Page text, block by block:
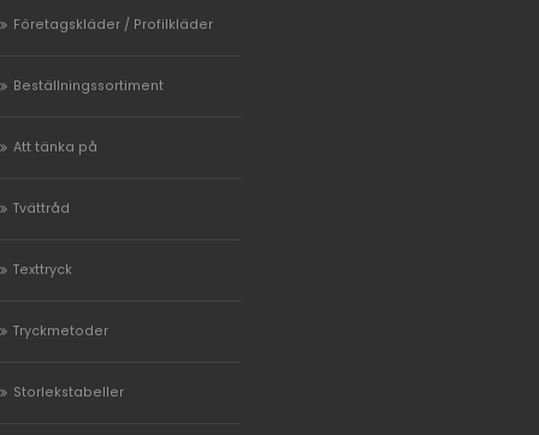
Företagskläder / Profilkläder
Beställningssortiment
Att tänka på
Tvättråd
Texttryck
Tryckmetoder
Storlekstabeller